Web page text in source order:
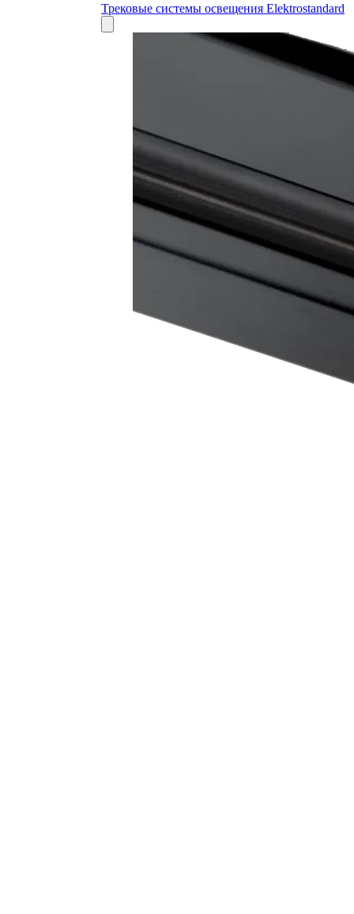
Трековые системы освещения Elektrostandard